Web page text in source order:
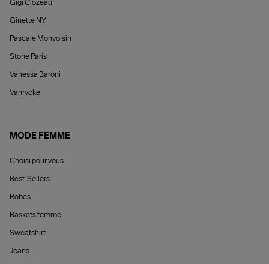
Gigi Clozeau
Ginette NY
Pascale Monvoisin
Stone Paris
Vanessa Baroni
Vanrycke
MODE FEMME
Choisi pour vous
Best-Sellers
Robes
Baskets femme
Sweatshirt
Jeans